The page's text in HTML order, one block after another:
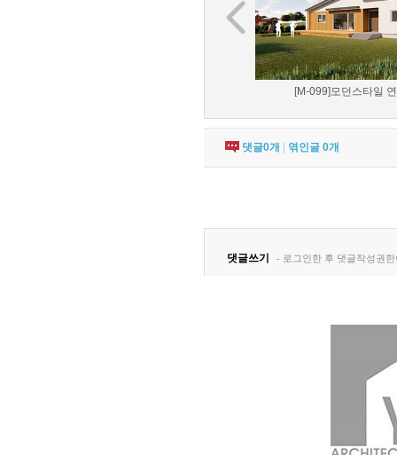
[M-099]모던스타일
댓글0개 엮인글 0개